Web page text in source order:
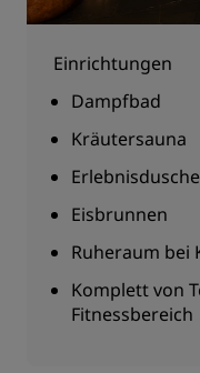
Einrichtungen
Dampfbad
Kräutersauna
Erlebnisdusche
Eisbrunnen
Ruheraum bei
Komplett von
Fitnessbereich